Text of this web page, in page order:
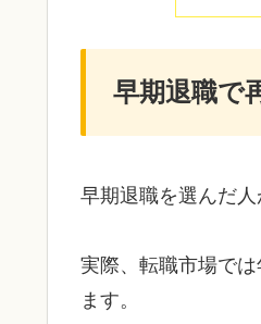
早期退職で
早期退職を選んだ人
実際、転職市場で
ます。